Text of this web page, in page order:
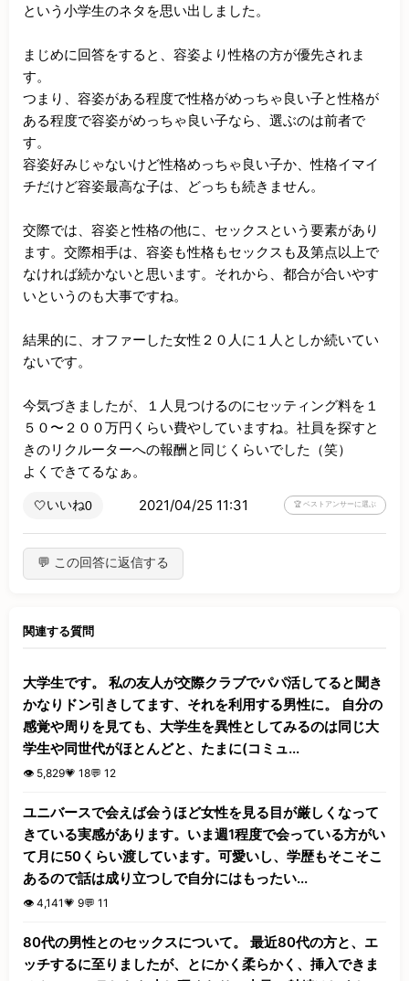
という小学生のネタを思い出しました。
まじめに回答をすると、容姿より性格の方が優先されま
す。
つまり、容姿がある程度で性格がめっちゃ良い子と性格が
ある程度で容姿がめっちゃ良い子なら、選ぶのは前者で
す。
容姿好みじゃないけど性格めっちゃ良い子か、性格イマイ
チだけど容姿最高な子は、どっちも続きません。
交際では、容姿と性格の他に、セックスという要素があり
ます。交際相手は、容姿も性格もセックスも及第点以上で
なければ続かないと思います。それから、都合が合いやす
いというのも大事ですね。
結果的に、オファーした女性２０人に１人としか続いてい
ないです。
今気づきましたが、１人見つけるのにセッティング料を１
５０〜２００万円くらい費やしていますね。社員を探すと
きのリクルーターへの報酬と同じくらいでした（笑）
よくできてるなぁ。
🤍いいね0 2021/04/25 11:31 🏆 ベストアンサーに選ぶ
💬 この回答に返信する
関連する質問
大学生です。 私の友人が交際クラブでパパ活してると聞き
かなりドン引きしてます、それを利用する男性に。 自分の
感覚や周りを見ても、大学生を異性としてみるのは同じ大
学生や同世代がほとんどと、たまに(コミュ...
👁️ 5,829💗 18💬 12
ユニバースで会えば会うほど女性を見る目が厳しくなって
きている実感があります。いま週1程度で会っている方がい
て月に50くらい渡しています。可愛いし、学歴もそこそこ
あるので話は成り立つしで自分にはもったい...
👁️ 4,141💗 9💬 11
80代の男性とのセックスについて。 最近80代の方と、エ
ッチするに至りましたが、とにかく柔らかく、挿入できま